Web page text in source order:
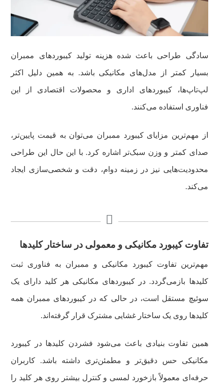
سادگی طراحی باعث شده هزینه تولید کیبوردهای ممبران
بسیار کمتر از مدل‌های مکانیکی باشد. به همین دلیل اکثر
لپ‌تاپ‌ها، کیبوردهای اداری و محصولات اقتصادی از این
فناوری استفاده می‌کنند.
از مهم‌ترین مزایای کیبورد ممبران می‌توان به قیمت پایین‌تر،
صدای کمتر و وزن سبک‌تر اشاره کرد. با این حال این طراحی
محدودیت‌هایی نیز در زمینه دوام، دقت و شخصی‌سازی ایجاد
می‌کند.
تفاوت کیبورد مکانیکی و معمولی در ساختار کلیدها
مهم‌ترین تفاوت کیبورد مکانیکی و ممبران به فناوری ثبت
کلیدها بازمی‌گردد. در کیبوردهای مکانیکی هر کلید دارای یک
سوئیچ مستقل است، در حالی که در کیبوردهای ممبران همه
کلیدها روی یک ساختار غشایی مشترک قرار گرفته‌اند.
همین تفاوت بنیادی باعث می‌شود فشردن کلیدها در کیبورد
مکانیکی حس دقیق‌تر و مطمئن‌تری داشته باشد. کاربران
حرفه‌ای معمولاً بازخورد لمسی و کنترل بیشتر روی هر کلید را